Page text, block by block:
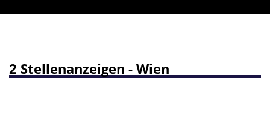
2 Stellenanzeigen - Wien